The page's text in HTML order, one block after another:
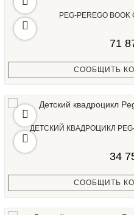
PEG-PEREGO
71
СООБЩИТЬ
ДЕТСКИЙ КВАДРОЦИКЛ PEG-
34
СООБЩИТЬ